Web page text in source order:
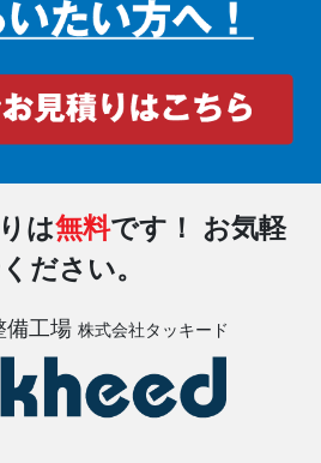
は無料です！
お気軽
ださい。
備工場 株式会社タッキード